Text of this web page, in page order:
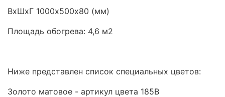
ВхШхГ 1000х500х80 (мм)
Площадь обогрева: 4,6 м2
Ниже представлен список специальных цветов:
Золото матовое - артикул цвета 185B